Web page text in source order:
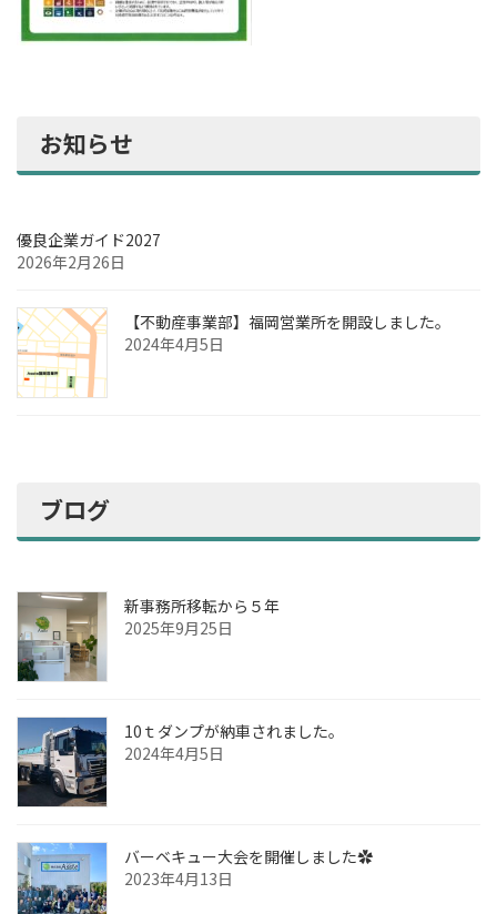
お知らせ
優良企業ガイド2027
2026年2月26日
【不動産事業部】福岡営業所を開設しました。
2024年4月5日
ブログ
新事務所移転から５年
2025年9月25日
10ｔダンプが納車されました。
2024年4月5日
バーベキュー大会を開催しました✿
2023年4月13日